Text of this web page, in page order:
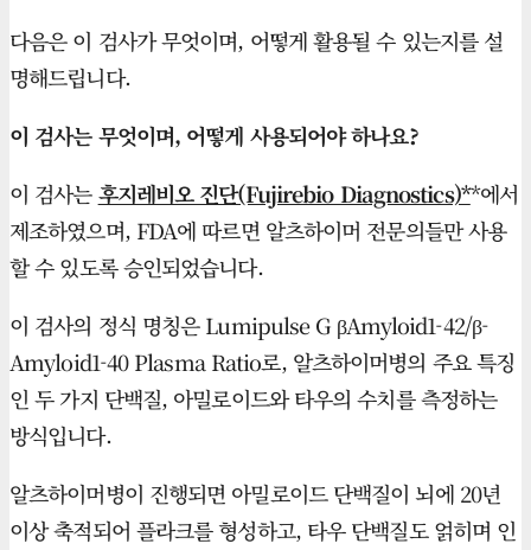
다음은 이 검사가 무엇이며, 어떻게 활용될 수 있는지를 설
명해드립니다.
이 검사는 무엇이며, 어떻게 사용되어야 하나요?
이 검사는후지레비오 진단(Fujirebio Diagnostics)**에서
제조하였으며, FDA에 따르면 알츠하이머 전문의들만 사용
할 수 있도록 승인되었습니다.
이 검사의 정식 명칭은 Lumipulse G βAmyloid1-42/β-
Amyloid1-40 Plasma Ratio로, 알츠하이머병의 주요 특징
인 두 가지 단백질, 아밀로이드와 타우의 수치를 측정하는
방식입니다.
알츠하이머병이 진행되면 아밀로이드 단백질이 뇌에 20년
이상 축적되어 플라크를 형성하고, 타우 단백질도 얽히며 인